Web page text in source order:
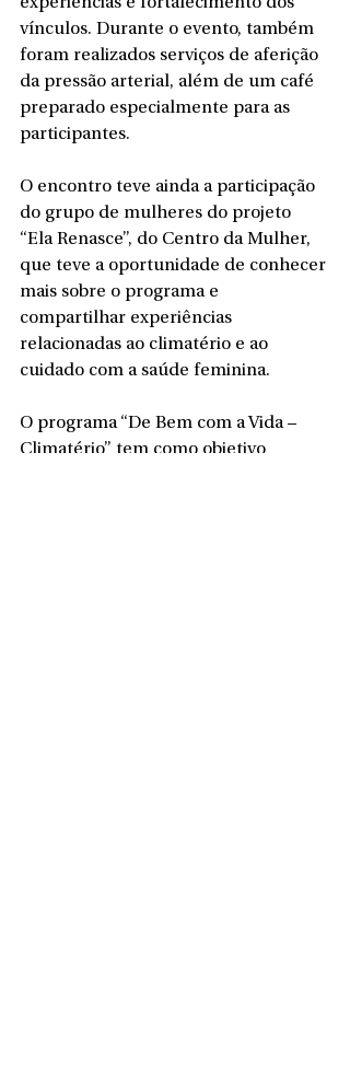
vínculos. Durante o evento, também
foram realizados serviços de aferição
da pressão arterial, além de um café
preparado especialmente para as
participantes.
O encontro teve ainda a participação
do grupo de mulheres do projeto
“Ela Renasce”, do Centro da Mulher,
que teve a oportunidade de conhecer
mais sobre o programa e
compartilhar experiências
relacionadas ao climatério e ao
cuidado com a saúde feminina.
O programa “De Bem com a Vida –
Climatério” tem como objetivo